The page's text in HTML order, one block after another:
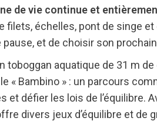
de vie continue et
échelles, pont de singe
et de choisir son
toboggan aquatique de 31 m
« Bambino » : un parcours
défier les lois de l’équilibre.
divers jeux d’équilibre et de